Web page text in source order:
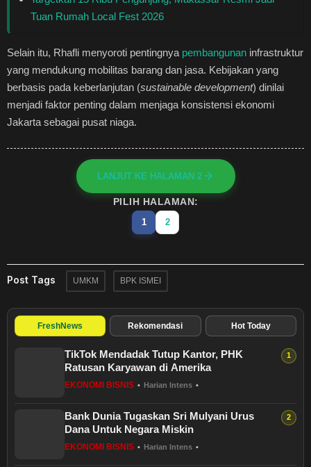
Tuan Rumah Local Fest 2026
Selain itu, Rhafli menyoroti pentingnya pembangunan infrastruktur
yang mendukung mobilitas barang dan jasa. Kebijakan yang
berbasis pada keberlanjutan (sustainable development) dinilai
menjadi faktor penting dalam menjaga konsistensi ekonomi
Jakarta sebagai pusat niaga.
LANJUT KE HALAMAN 2
PILIH HALAMAN:
1 2
Post Tags UMKM BPK ISMEI
FreshNews Rekomendasi Hot Today
TikTok Mendadak Tutup Kantor, PHK
Ratusan Karyawan di Amerika
EKONOMI BISNIS • Harian Intens •
Bank Dunia Tugaskan Sri Mulyani Urus
Dana Untuk Negara Miskin
EKONOMI BISNIS • Harian Intens •